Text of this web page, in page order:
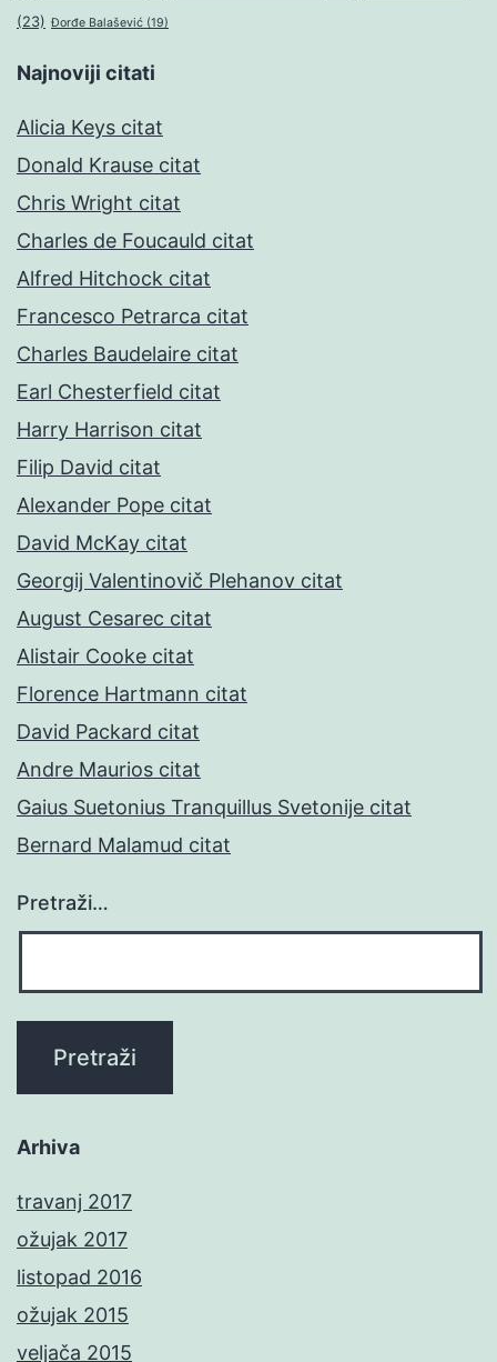
(23) Đorđe Balašević (19)
Najnoviji citati
Alicia Keys citat
Donald Krause citat
Chris Wright citat
Charles de Foucauld citat
Alfred Hitchock citat
Francesco Petrarca citat
Charles Baudelaire citat
Earl Chesterfield citat
Harry Harrison citat
Filip David citat
Alexander Pope citat
David McKay citat
Georgij Valentinovič Plehanov citat
August Cesarec citat
Alistair Cooke citat
Florence Hartmann citat
David Packard citat
Andre Maurios citat
Gaius Suetonius Tranquillus Svetonije citat
Bernard Malamud citat
Pretraži…
Arhiva
travanj 2017
ožujak 2017
listopad 2016
ožujak 2015
veljača 2015